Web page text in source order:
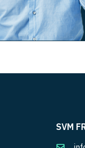
SVM